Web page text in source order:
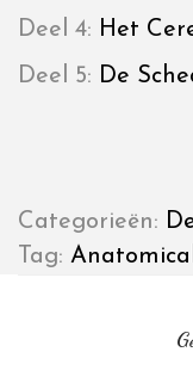
Deel 4: Het
Deel 5: De
Categorieën:
Tag: